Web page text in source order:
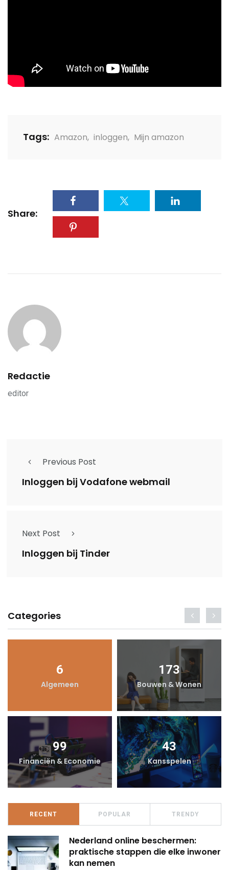
Tags: Amazon, inloggen, Mijn amazon
Share:
Redactie
editor
Previous Post
Inloggen bij Vodafone webmail
Next Post
Inloggen bij Tinder
Categories
6
Algemeen
173
Bouwen & Wonen
99
Financiën & Economie
43
Kansspelen
RECENT POPULAR TRENDY
Nederland online beschermen:
praktische stappen die elke inwoner
kan nemen